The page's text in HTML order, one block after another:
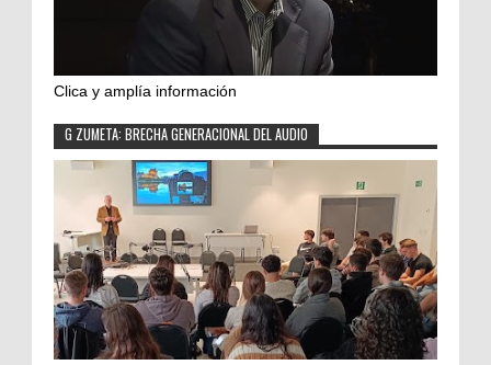
Clica y amplía información
G ZUMETA: BRECHA GENERACIONAL DEL AUDIO